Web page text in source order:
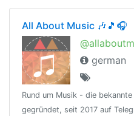
All About Music 🎶🎵🎧
german
Rund um Musik - die
gegründet, seit 2017 auf